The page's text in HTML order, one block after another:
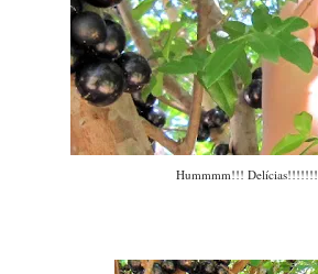
Hummmm!!! Delícias!!!!!!!